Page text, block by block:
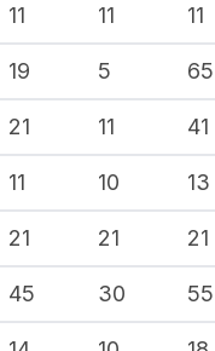
11 11 11
19 5 65
21 11 41
11 10 13
21 21 21
45 30 55